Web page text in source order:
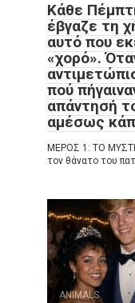
Κάθε
έβγαζε τη
αυτό που
«χορό».
πού
απάντησή
αμέσως
ΜΕΡΟΣ 1: ΤΟ
τον θάνατο του
ANIMALS